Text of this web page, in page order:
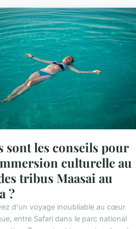
sont les conseils pour
culturelle au
tribus Maasai au
?
d'un voyage inoubliable au cœur
entre Safari dans le parc national